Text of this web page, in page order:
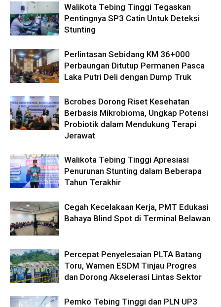
Walikota Tebing Tinggi Tegaskan
Pentingnya SP3 Catin Untuk Deteksi
Stunting
Perlintasan Sebidang KM 36+000
Perbaungan Ditutup Permanen Pasca
Laka Putri Deli dengan Dump Truk
Bcrobes Dorong Riset Kesehatan
Berbasis Mikrobioma, Ungkap Potensi
Probiotik dalam Mendukung Terapi
Jerawat
Walikota Tebing Tinggi Apresiasi
Penurunan Stunting dalam Beberapa
Tahun Terakhir
Cegah Kecelakaan Kerja, PMT Edukasi
Bahaya Blind Spot di Terminal Belawan
Percepat Penyelesaian PLTA Batang
Toru, Wamen ESDM Tinjau Progres
dan Dorong Akselerasi Lintas Sektor
Pemko Tebing Tinggi dan PLN UP3